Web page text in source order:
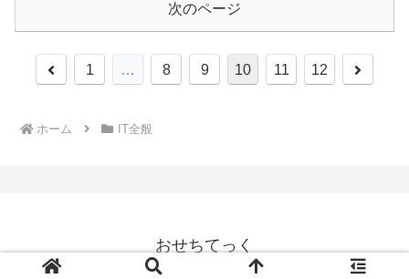
次のページ
前
1 … 8 9 10 11 12
次
ホーム IT全般
おせちてっく
© 2020 おせちてっく.